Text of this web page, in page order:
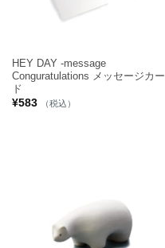
HEY DAY -message
Conguratulations メッセージカー
ド
¥583 （税込）